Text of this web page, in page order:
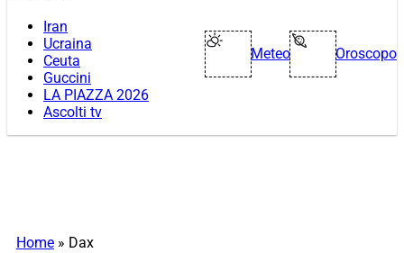
Iran
Ucraina
Ceuta
Guccini
LA PIAZZA 2026
Ascolti tv
Meteo Oroscopo
Home » Dax